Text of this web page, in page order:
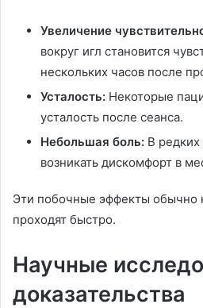
Увеличение
вокруг игл становится
нескольких часов после
Усталость: Некоторые
усталость после сеанса.
Небольшая боль: В
возникать дискомфорт в
Эти побочные эффекты обычно
проходят быстро.
Научные
доказательства